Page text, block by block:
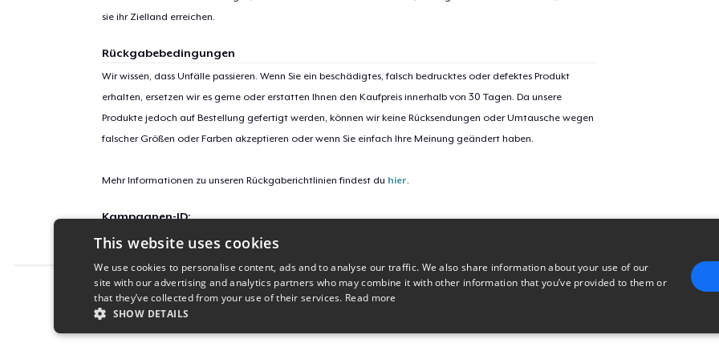
sie ihr Zielland erreichen.
Rückgabebedingungen
Wir wissen, dass Unfälle passieren. Wenn Sie ein beschädigtes, falsch bedrucktes oder defektes Produkt
erhalten, ersetzen wir es gerne oder erstatten Ihnen den Kaufpreis innerhalb von 30 Tagen. Da unsere
Produkte jedoch auf Bestellung gefertigt werden, können wir keine Rücksendungen oder Umtausche wegen
falscher Größen oder Farben akzeptieren oder wenn Sie einfach Ihre Meinung geändert haben.
Mehr Informationen zu unseren Rückgaberichtlinien findest du hier
Kampagnen-ID:
buy-elio
Report this product
This website uses cookies
We use cookies to personalise content, ads and to analyse our traffic. We also share information about your use of our
site with our advertising and analytics partners who may combine it with other information that you’ve provided to them or
that they’ve collected from your use of their services. Read more
SHOW DETAILS